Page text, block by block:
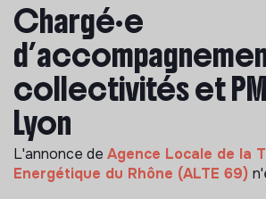
Chargé·e
collectivités et
Lyon
L'annonce de Agence Locale de la
Energétique du Rhône (ALTE 69)